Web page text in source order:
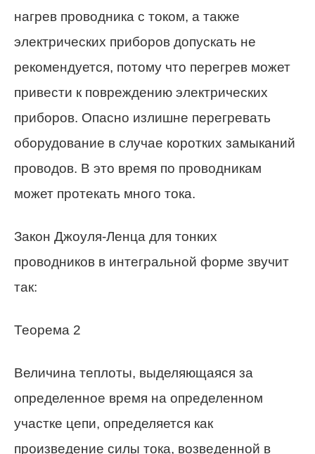
нагрев проводника с током, а также
электрических приборов допускать не
рекомендуется, потому что перегрев может
привести к повреждению электрических
приборов. Опасно излишне перегревать
оборудование в случае коротких замыканий
проводов. В это время по проводникам
может протекать много тока.
Закон Джоуля-Ленца для тонких
проводников в интегральной форме звучит
так:
Теорема 2
Величина теплоты, выделяющаяся за
определенное время на определенном
участке цепи, определяется как
произведение силы тока, возведенной в